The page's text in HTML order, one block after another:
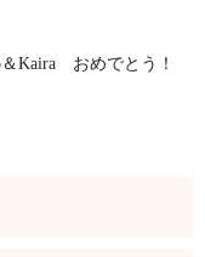
＆Kaira おめでとう！